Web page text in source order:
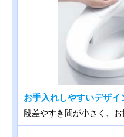
お手入れしやすいデザイ
段差やすき間が小さく、お